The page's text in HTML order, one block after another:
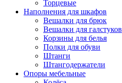
Торцевые
Наполнения для шкафов
Вешалки для брюк
Вешалки для галстуков
Корзины для белья
Полки для обуви
Штанги
Штангодержатели
Опоры мебельные